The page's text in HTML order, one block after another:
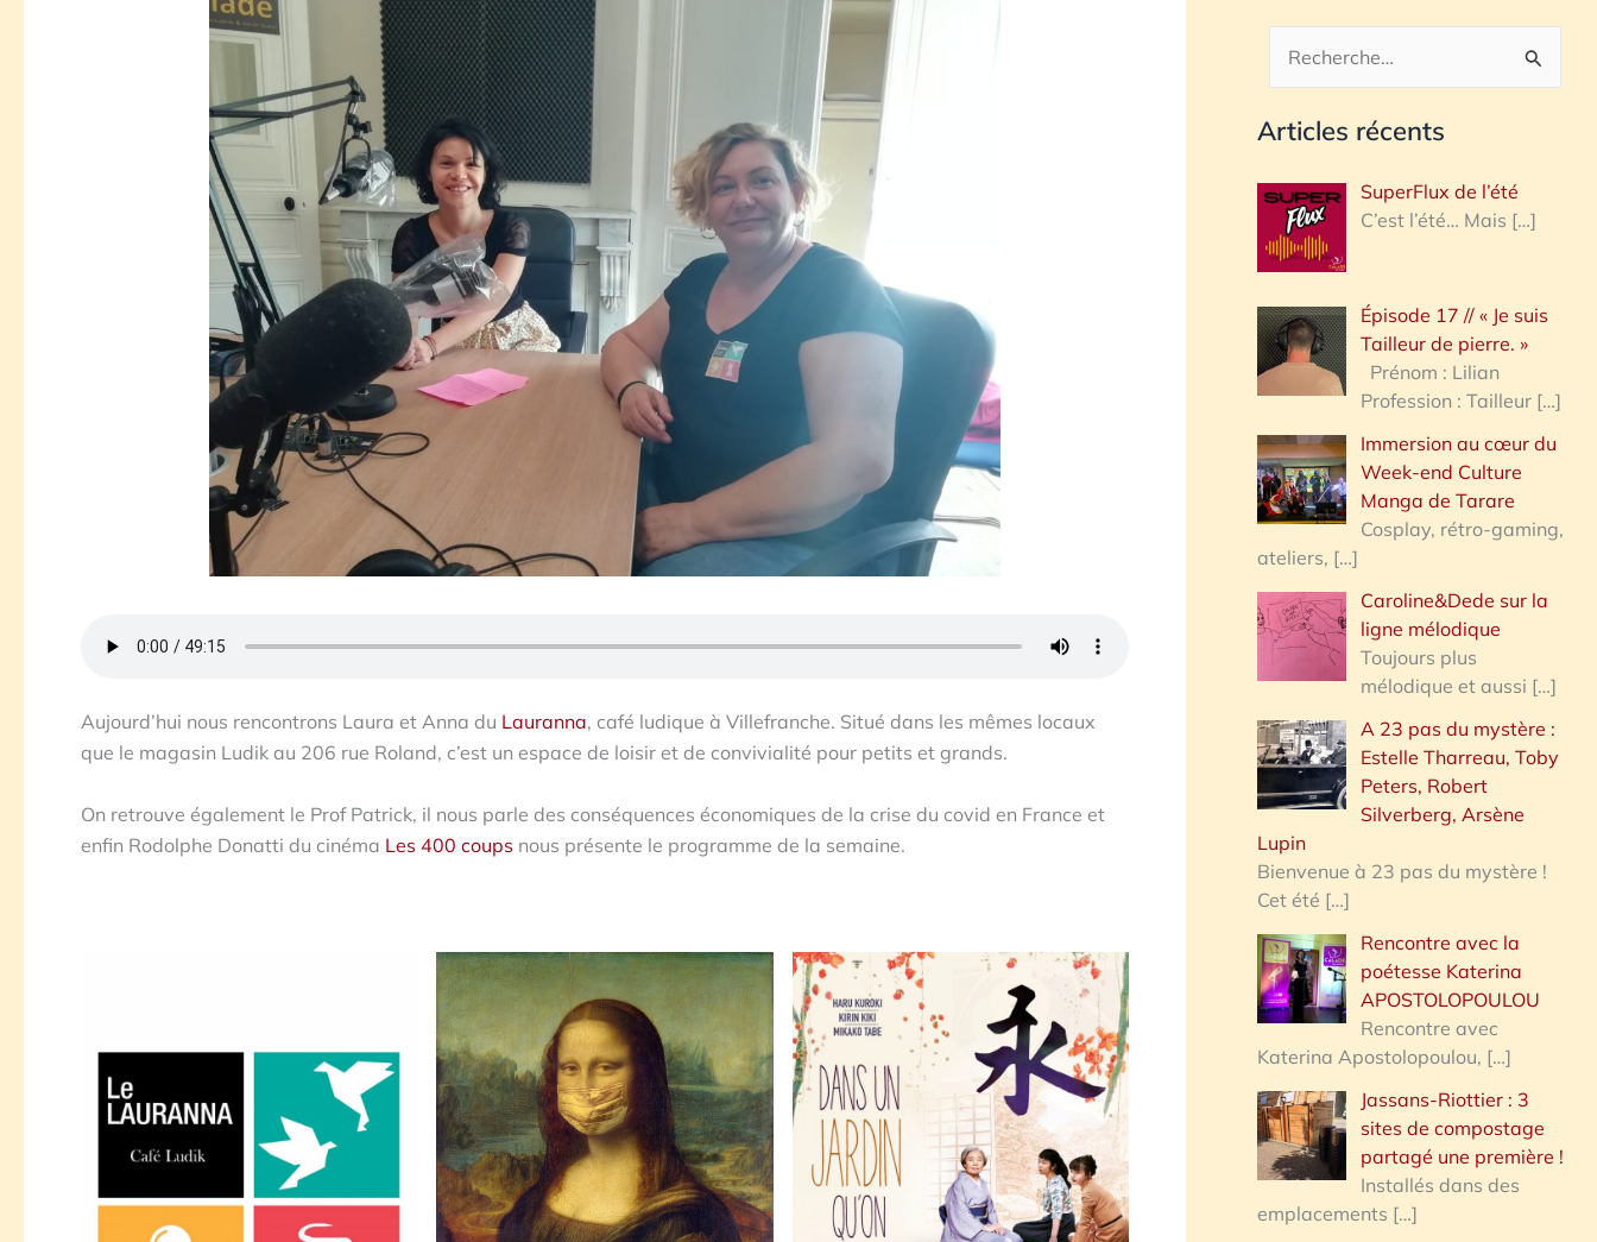
Aujourd’hui nous rencontrons Laura et Anna du Lauranna, café ludique à Villefranche. Situé dans les mêmes locaux
que le magasin Ludik au 206 rue Roland, c’est un espace de loisir et de convivialité pour petits et grands.
On retrouve également le Prof Patrick, il nous parle des conséquences économiques de la crise du covid en France et
enfin Rodolphe Donatti du cinéma Les 400 coups nous présente le programme de la semaine.
c
h
r
h
e
:
Articles récents
SuperFlux de l’été
C’est l’été… Mais […]
Épisode 17 // « Je suis
Tailleur de pierre. »
Prénom : Lilian
Profession : Tailleur […]
Immersion au cœur du
Week-end Culture
Manga de Tarare
Cosplay, rétro-gaming,
ateliers, […]
Caroline&Dede sur la
ligne mélodique
Toujours plus
mélodique et aussi […]
A 23 pas du mystère :
Estelle Tharreau, Toby
Peters, Robert
Silverberg, Arsène
Lupin
Bienvenue à 23 pas du mystère !
Cet été […]
Rencontre avec la
poétesse Katerina
APOSTOLOPOULOU
Rencontre avec
Katerina Apostolopoulou, […]
Jassans-Riottier : 3
sites de compostage
partagé une première !
Installés dans des
emplacements […]